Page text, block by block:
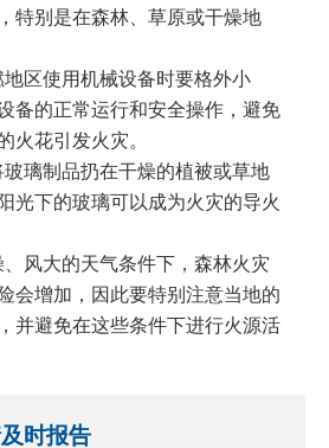
特别是在森林、草原或干燥地
区使用机械设备时要格外小
备的正常运行和安全操作，避免
火花引发火灾。
璃制品扔在干燥的植被或草地
光下的玻璃可以成为火灾的导火
风大的天气条件下，森林火灾
会增加，因此要特别注意当地的
并避免在这些条件下进行火源活
时报告